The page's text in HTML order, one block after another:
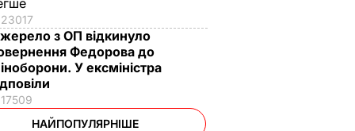
23017
з ОП відкинуло
Федорова до
У ексміністра
17509
НАЙПОПУЛЯРНІШЕ